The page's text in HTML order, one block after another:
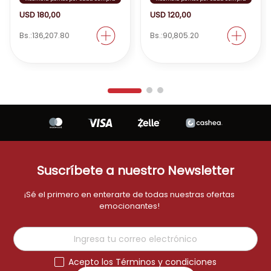
cocina!
USD180,00
Bs.:136,207.80
USD120,00
Bs.:90,805.20
Suscríbete a nuestro Newsletter
¡Sé el primero en enterarte de todas nuestras ofertas
emocionantes!
Acepto los Términos y condiciones